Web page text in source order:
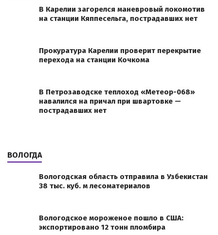
В Карелии загорелся маневровый локомотив
на станции Кяппесельга, пострадавших нет
Прокуратура Карелии проверит перекрытие
перехода на станции Кочкома
В Петрозаводске теплоход «Метеор-068»
навалился на причал при швартовке —
пострадавших нет
ВОЛОГДА
Вологодская область отправила в Узбекистан
38 тыс. куб. м лесоматериалов
Вологодское мороженое пошло в США:
экспортировано 12 тонн пломбира